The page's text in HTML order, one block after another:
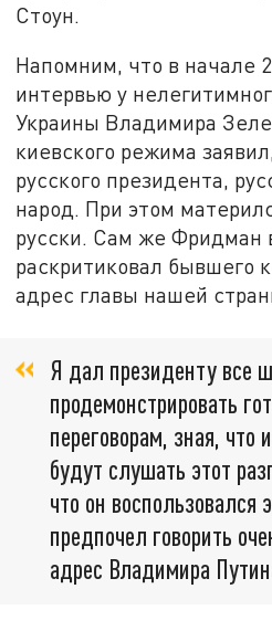
Стоун.
Напомним, что в начале
интервью у
Украины Владимира
киевского режима
русского президента,
народ. При этом
русски. Сам же Фридман
раскритиковал бывшего
адрес главы нашей
Я дал президенту все
продемонстрировать
переговорам, зная, что
будут слушать этот
что он воспользовался
предпочел говорить
адрес Владимира